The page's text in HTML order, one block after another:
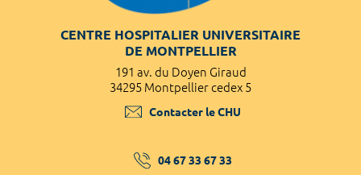
CENTRE HOSPITALIER UNIVERSITAIRE
DE MONTPELLIER
191 av. du Doyen Giraud
34295 Montpellier cedex 5
Contacter le CHU
04 67 33 67 33